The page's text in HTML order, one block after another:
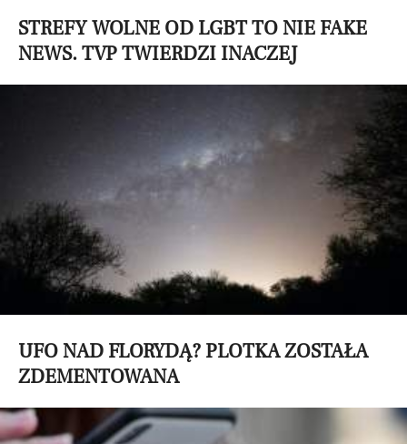
STREFY WOLNE OD LGBT TO NIE FAKE
NEWS. TVP TWIERDZI INACZEJ
UFO NAD FLORYDĄ? PLOTKA ZOSTAŁA
ZDEMENTOWANA